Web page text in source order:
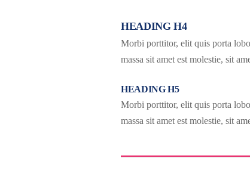
HEADING H4
Morbi porttitor, elit quis porta
massa sit amet est molestie, sit
HEADING H5
Morbi porttitor, elit quis porta
massa sit amet est molestie, sit